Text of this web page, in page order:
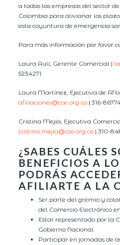
a todas las empresas del sector
Colombia para alivianar los
esta coyuntura de emergencia
Para más información por favor
Laura Aulí, Gerente Comercial |
5234271
Laura Martínez, Ejecutiva de
afiliaciones@cce.org.co | 316-
Cristina Mejía, Ejecutiva
cristina.mejia@cce.org.co | 310-
¿SABES CUÁLES
BENEFICIOS A
PODRÁS
AFILIARTE A LA
Ser parte del gremio y
del Comercio Electrónico
Estar representado por la
Gobierno Nacional
Participar en jornadas de